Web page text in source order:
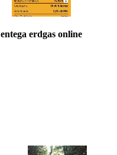
entega erdgas online